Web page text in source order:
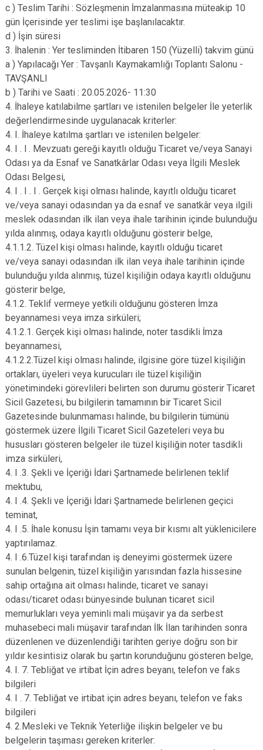
c ) Teslim Tarihi : Sözleşmenin İmzalanmasına müteakip 10
gün İçerisinde yer teslimi işe başlanılacaktır.
d ) İşin süresi
3. İhalenin : Yer tesliminden İtibaren 150 (Yüzelli) takvim günü
a ) Yapılacağı Yer : Tavşanlı Kaymakamlığı Toplantı Salonu -
TAVŞANLI
b ) Tarihi ve Saati : 20.05.2026- 11:30
4. İhaleye katılabilme şartları ve istenilen belgeler İle yeterlik
değerIendirmesinde uygulanacak kriterler:
4. I. İhaleye katılma şartları ve istenilen belgeler:
4. I . l . Mevzuatı gereği kayıtlı olduğu Ticaret ve/veya Sanayi
Odası ya da Esnaf ve Sanatkârlar Odası veya İlgili Meslek
Odası Belgesi,
4. I . I . I . Gerçek kişi olması halinde, kayıtlı olduğu ticaret
ve/veya sanayi odasından ya da esnaf ve sanatkâr veya ilgili
meslek odasından ilk ilan veya ihale tarihinin içinde bulunduğu
yılda alınmış, odaya kayıtlı olduğunu gösterir belge,
4.1.1.2. Tüzel kişi olması halinde, kayıtlı olduğu ticaret
ve/veya sanayi odasından ilk ilan veya ihale tarihinin içinde
bulunduğu yılda alınmış, tüzel kişiliğin odaya kayıtlı olduğunu
gösterir belge,
4.1.2. Teklif vermeye yetkili olduğunu gösteren İmza
beyannamesi veya imza sirküleri;
4.1.2.1. Gerçek kişi olması halinde, noter tasdikli İmza
beyannamesi,
4.1.2.2.Tüzel kişi olması halinde, ilgisine göre tüzel kişiliğin
ortakları, üyeleri veya kurucuları ile tüzel kişiliğin
yönetimindeki görevlileri belirten son durumu gösterir Ticaret
Sicil Gazetesi, bu bilgilerin tamamının bir Ticaret Sicil
Gazetesinde bulunmaması halinde, bu bilgilerin tümünü
göstermek üzere İlgili Ticaret Sicil Gazeteleri veya bu
hususları gösteren belgeler ile tüzel kişiliğin noter tasdikli
imza sirküleri,
4. I .3. Şekli ve İçeriği İdari Şartnamede belirlenen teklif
mektubu,
4. I .4. Şekli ve İçeriği İdari Şartnamede belirlenen geçici
teminat,
4. I .5. İhale konusu İşin tamamı veya bir kısmı alt yüklenicilere
yaptırılamaz.
4. I .6.Tüzel kişi tarafından iş deneyimi göstermek üzere
sunulan belgenin, tüzel kişiliğin yarısından fazla hissesine
sahip ortağına ait olması halinde, ticaret ve sanayi
odası/ticaret odası bünyesinde bulunan ticaret sicil
memurlukları veya yeminli mali müşavir ya da serbest
muhasebeci mali müşavir tarafından İlk İlan tarihinden sonra
düzenlenen ve düzenlendiği tarihten geriye doğru son bir
yıldır kesintisiz olarak bu şartın korunduğunu gösteren belge,
4. I. 7. Tebliğat ve irtibat İçin adres beyanı, telefon ve faks
bilgileri
4. I . 7. Tebliğat ve irtibat için adres beyanı, telefon ve faks
bilgileri
4. 2.MesIeki ve Teknik Yeterliğe ilişkin belgeler ve bu
belgelerin taşıması gereken kriterler: